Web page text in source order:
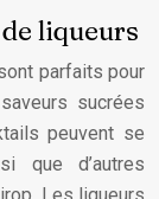
liqueurs
parfaits pour
sucrées
peuvent se
que d’autres